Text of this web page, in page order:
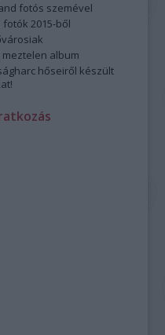
fotós szemével
2015-ből
album
hőseiről készült